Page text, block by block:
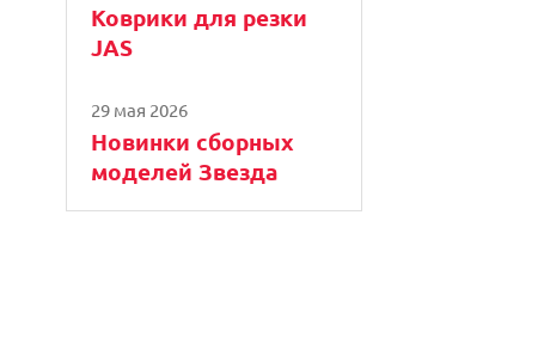
Коврики для резки
JAS
29 мая 2026
Новинки сборных
моделей Звезда